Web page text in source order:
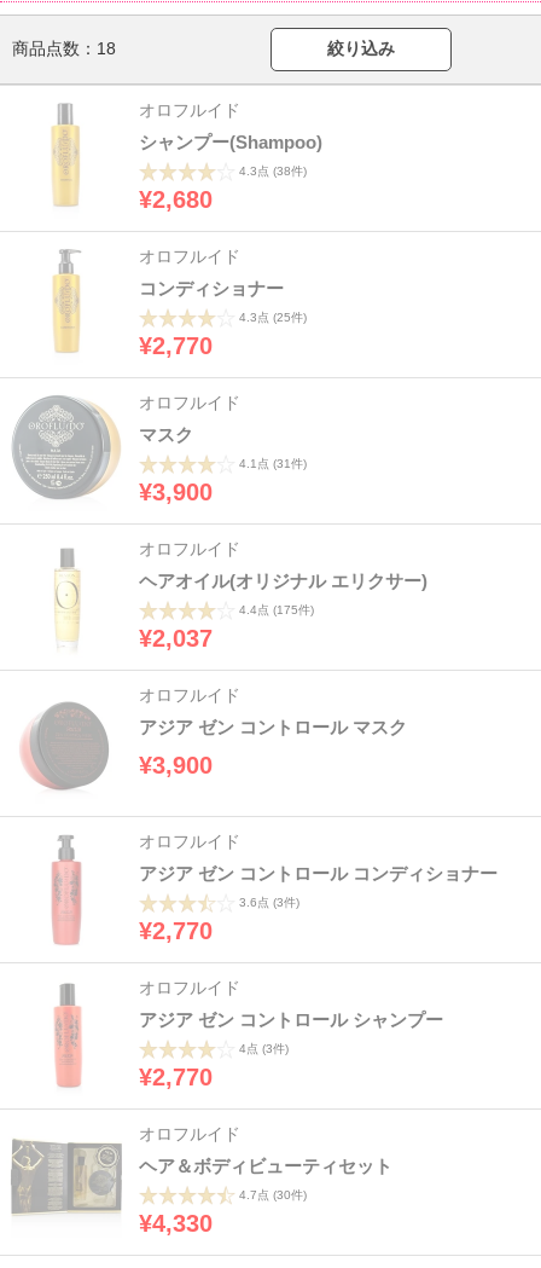
商品点数： 18 絞り込み
オロフルイド
シャンプー(Shampoo)
4.3点 (38件)
¥2,680
オロフルイド
コンディショナー
4.3点 (25件)
¥2,770
オロフルイド
マスク
4.1点 (31件)
¥3,900
オロフルイド
ヘアオイル(オリジナル エリクサー)
4.4点 (175件)
¥2,037
オロフルイド
アジア ゼン コントロール マスク
¥3,900
オロフルイド
アジア ゼン コントロール コンディショナー
3.6点 (3件)
¥2,770
オロフルイド
アジア ゼン コントロール シャンプー
4点 (3件)
¥2,770
オロフルイド
ヘア＆ボディビューティセット
4.7点 (30件)
¥4,330